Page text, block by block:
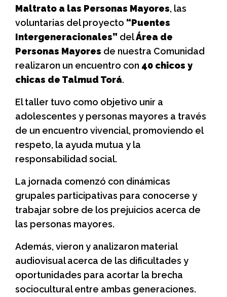
Maltrato a las Personas Mayores, las
voluntarias del proyecto “Puentes
Intergeneracionales” delÁrea de
Personas Mayores de nuestra Comunidad
realizaron un encuentro con 40 chicos y
chicas de Talmud Torá.
El taller tuvo como objetivo unir a
adolescentes y personas mayores a través
de un encuentro vivencial, promoviendo el
respeto, la ayuda mutua y la
responsabilidad social.
La jornada comenzó con dinámicas
grupales participativas para conocerse y
trabajar sobre de los prejuicios acerca de
las personas mayores.
Además, vieron y analizaron material
audiovisual acerca de las dificultades y
oportunidades para acortar la brecha
sociocultural entre ambas generaciones.